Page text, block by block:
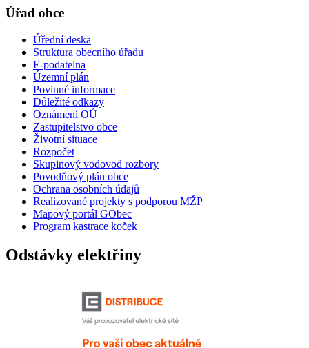
Úřad obce
Úřední deska
Struktura obecního úřadu
E-podatelna
Územní plán
Povinné informace
Důležité odkazy
Oznámení OÚ
Zastupitelstvo obce
Životní situace
Rozpočet
Skupinový vodovod rozbory
Povodňový plán obce
Ochrana osobních údajů
Realizované projekty s podporou MŽP
Mapový portál GObec
Program kastrace koček
Odstávky elektřiny